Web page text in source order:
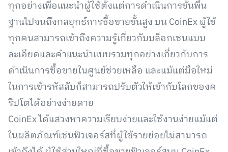
ทุกอย่างเพื่อแนะนำผู้ใช้ตั้งแต่การดำเนินการขั้นพื้น
ฐานไปจนถึงกลยุทธ์การซื้อขายขั้นสูง บน CoinEx ผู้ใช้
ทุกคนสามารถเข้าถึงความรู้เกี่ยวกับบล็อกเชนแบบ
ละเอียดและคำแนะนำแบบรวมทุกอย่างเกี่ยวกับการ
ดำเนินการซื้อขายในศูนย์ช่วยเหลือ และแม้แต่มือใหม่
ในการเข้ารหัสลับก็สามารถปรับตัวให้เข้ากับโลกของค
ริปโตได้อย่างง่ายดาย
CoinEx ได้แสวงหาความเรียบง่ายและใช้งานง่ายแม้แต่
ในผลิตภัณฑ์เช่นฟิวเจอร์สที่ผู้ใช้รายย่อยไม่สามารถ